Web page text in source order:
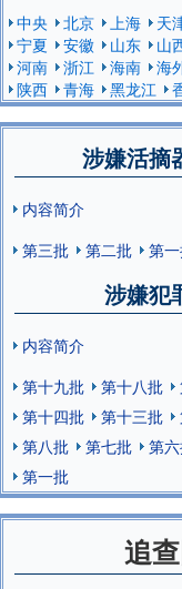
中央 北京 上海 天
宁夏
安徽 山东 山
河南
浙江 海南 海
陕西
青海 黑龙江
涉嫌活摘
内容简介
第三批
第二批 第
涉嫌犯
内容简介
第十九批
第十八批
第十四批
第十三批
第八批
第七批 第
第一批
追